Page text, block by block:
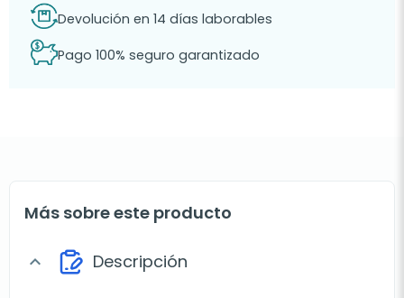
Devolución en 14 días laborables
Pago 100% seguro garantizado
Más sobre este producto
expand_more Descripción